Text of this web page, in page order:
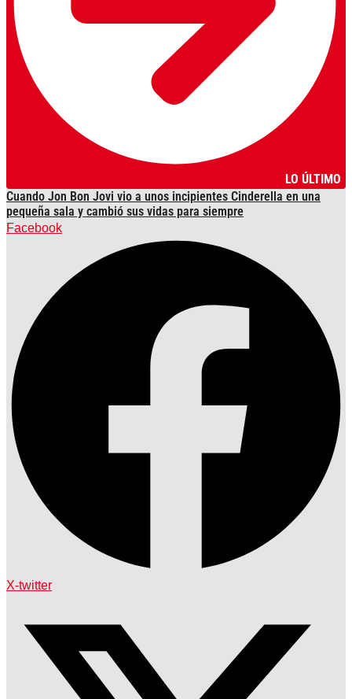
LO ÚLTIMO
Cuando Jon Bon Jovi vio a unos incipientes Cinderella en una
pequeña sala y cambió sus vidas para siempre
Facebook
X-twitter